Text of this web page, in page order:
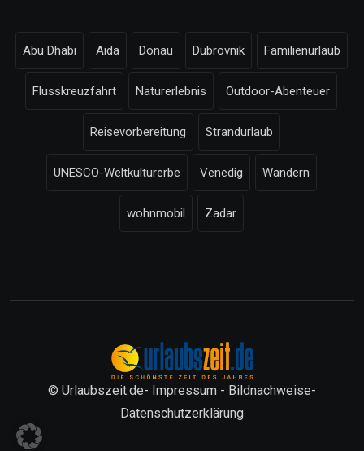
Abu Dhabi Aida Donau Dubrovnik Familienurlaub
Flusskreuzfahrt Naturerlebnis Outdoor-Abenteuer
Reisevorbereitung Strandurlaub
UNESCO-Weltkulturerbe Venedig Wandern
wohnmobil Zadar
© Urlaubszeit.de- Impressum - Bildnachweise-
Datenschutzerklärung